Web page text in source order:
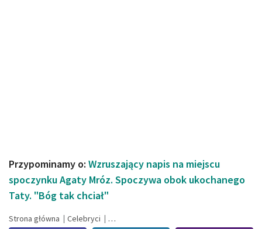
Przypominamy o: Wzruszający napis na miejscu
spoczynku Agaty Mróz. Spoczywa obok ukochanego
Taty. "Bóg tak chciał"
Strona główna Celebryci